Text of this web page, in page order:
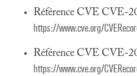
Référence CVE CVE-
https://www.cve.org/
Référence CVE CVE-
https://www.cve.org/